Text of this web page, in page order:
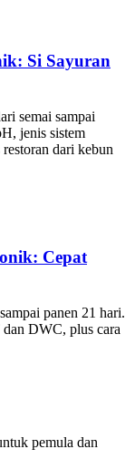
Si Sayuran
semai sampai
jenis sistem
dari kebun
Cepat
panen 21 hari.
DWC, plus cara
pemula dan